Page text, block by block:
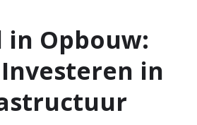
in Opbouw:
in